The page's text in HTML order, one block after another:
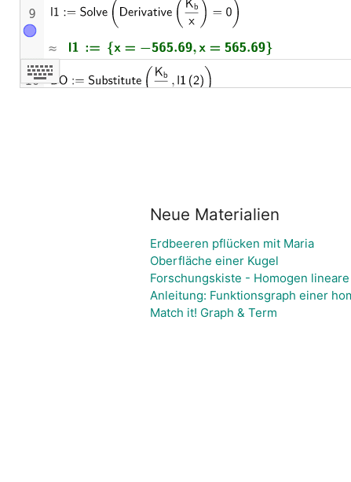
Neue Materialien
Erdbeeren pflücken mit Maria
Oberfläche einer Kugel
Forschungskiste - Homogen
Anleitung: Funktionsgraph einer
Match it! Graph & Term